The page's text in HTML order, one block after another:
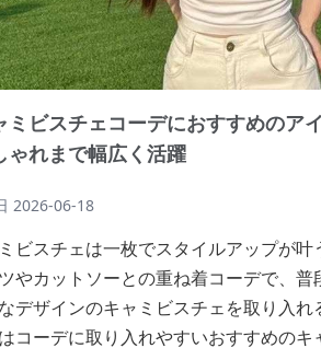
ミビスチェコーデにおすすめのア
ゃれまで幅広く活躍
2026-06-18
ビスチェは一枚でスタイルアップが叶
やカットソーとの重ね着コーデで、
デザインのキャミビスチェを取り入れ
コーデに取り入れやすいおすすめのキ